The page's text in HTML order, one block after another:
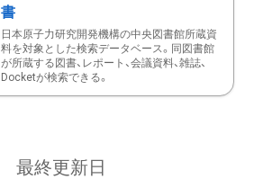
書
日本原子力研究開発機構の中央図書館所蔵資
料を対象とした検索データベース。同図書館
が所蔵する図書、レポート、会議資料、雑誌、
Docketが検索できる。
最終更新日